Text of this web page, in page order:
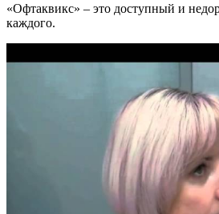
«Офтаквикс» – это доступный и
каждого.